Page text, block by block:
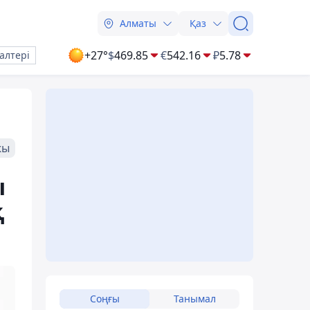
Алматы Қаз
+27°$469.85 €542.16 ₽5.78
Соңғы Танымал